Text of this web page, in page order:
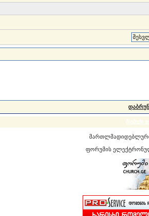
მსუბუქი
ფორუმის